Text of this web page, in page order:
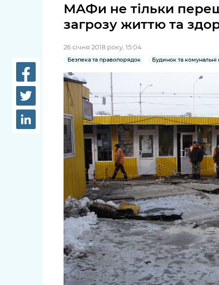
Київська міська рада
Керівництво КМДА
Структура
Рішення та розпорядження
Проєкти розпоряджень, що
перебувають на погодженні
КМВА
послуги
Пільги,
Паспорт,
Лікарні
Освіта
заклади
Дороги,
парковки
МАФи не тільки
загрозу життю та
26 січня 2018 року, 15:04
Безпека та правопорядок Будинок та комунальні